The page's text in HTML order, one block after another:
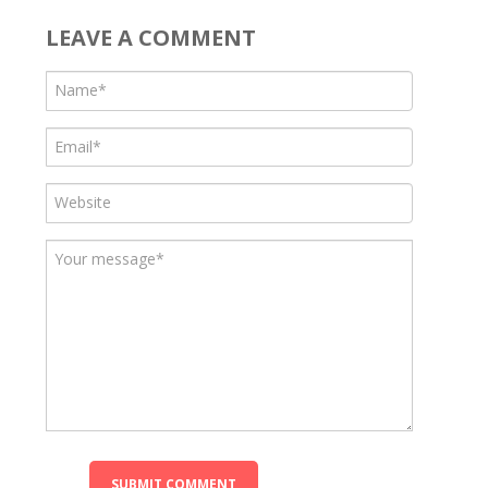
LEAVE A COMMENT